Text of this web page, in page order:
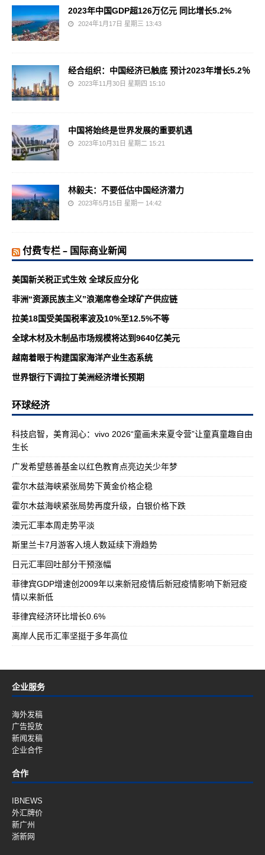
2023年中国GDP超126万亿元 同比增长5.2%
2024年1月17日 星期三 13:43
经合组织：中国经济已触底 预计2023年增长5.2％
2023年11月30日 星期四 15:10
中国将始终是世界发展的重要机遇
2023年10月31日 星期二 15:21
林毅夫：不要低估中国经济潜力
2023年5月15日 星期一 14:42
付费专栏 – 国际商业新闻
美国新关税正式生效 全球反应分化
非洲“资源民族主义”浪潮席卷全球矿产供应链
拉美18国受美国税率波及10%至12.5%不等
全球木材及木制品市场规模将达到9640亿美元
越南着眼于构建国家海洋产业生态系统
世界银行下调拉丁美洲经济增长预期
环球经济
科技启智，美育润心：vivo 2026“童画未来夏令营”让童真童趣自由
生长
广发希望慈善基金以红色教育点亮边关少年梦
霍尔木兹海峡紧张局势下黄金价格企稳
霍尔木兹海峡紧张局势再度升级，白银价格下跌
澳元汇率本周走势平淡
斯里兰卡7月游客入境人数延续下滑趋势
日元汇率回吐部分干预涨幅
菲律宾GDP增速创2009年以来新冠疫情后新冠疫情影响下新冠疫
情以来新低
菲律宾经济环比增长0.6%
离岸人民币汇率坚挺于多年高位
企业服务
海外发稿
广告投放
新闻发稿
企业合作
合作
IBNEWS
外汇牌价
新广州
浙新网